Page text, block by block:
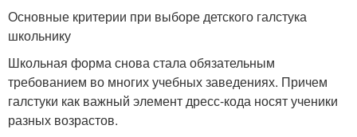
Основные критерии при выборе детского галстука
школьнику
Школьная форма снова стала обязательным
требованием во многих учебных заведениях. Причем
галстуки как важный элемент дресс-кода носят ученики
разных возрастов.